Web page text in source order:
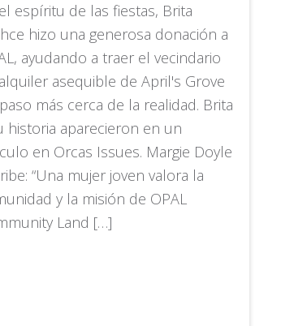
espíritu de las fiestas, Brita
hizo una generosa donación a
ayudando a traer el vecindario
asequible de April's Grove
más cerca de la realidad. Brita
historia aparecieron en un
en Orcas Issues. Margie Doyle
“Una mujer joven valora la
y la misión de OPAL
Land […]